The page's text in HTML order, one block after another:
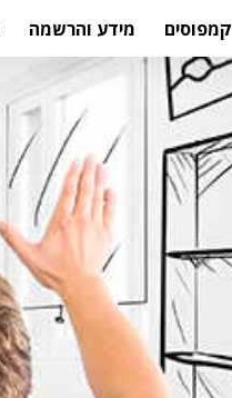
קמפוסים מידע והרשמה